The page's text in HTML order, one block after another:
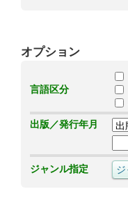
オプション
言語区分
出版／発行年月
ジャンル指定